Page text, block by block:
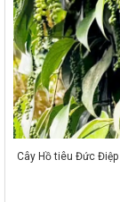
Cây Hồ tiêu Đức